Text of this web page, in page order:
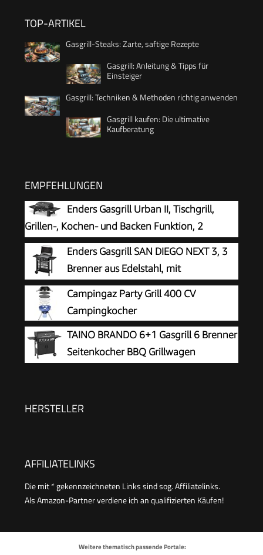
TOP-ARTIKEL
Gasgrill-Steaks: Zarte, saftige Rezepte
Gasgrill: Anleitung & Tipps für
Einsteiger
Gasgrill: Techniken & Methoden richtig anwenden
Gasgrill kaufen: Die ultimative
Kaufberatung
EMPFEHLUNGEN
Enders Gasgrill Urban II, Tischgrill,
Grillen-, Kochen- und Backen Funktion, 2
Brenner Edelstahl, mit Grill-Thermometer,
Balkon-, Camping-Grill, Aluguss-Gehäuse,
Gusseisen-Rost #2070
Enders Gasgrill SAN DIEGO NEXT 3, 3
Brenner aus Edelstahl, mit
Grillthermometer, kleiner, Camping,
Edelstahlrost, Balkon Gas Grill,stabile
Seitenablagen#80166
Campingaz Party Grill 400 CV
Campingkocher
TAINO BRANDO 6+1 Gasgrill 6 Brenner
Seitenkocher BBQ Grillwagen
HERSTELLER
AFFILIATELINKS
Die mit * gekennzeichneten Links sind sog. Affiliatelinks.
Als Amazon-Partner verdiene ich an qualifizierten Käufen!
Weitere thematisch passende Portale: